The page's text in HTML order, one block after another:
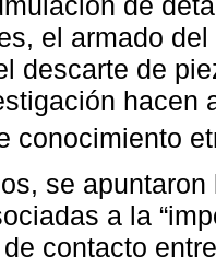
el armado
descarte de
hacen
conocimiento
se
a la
contacto